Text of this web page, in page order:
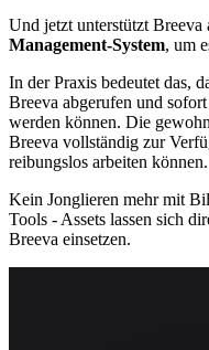
Und jetzt unterstützt Breeva
Management-System, um
In der Praxis bedeutet das,
Breeva abgerufen und
werden können. Die
Breeva vollständig zur
reibungslos arbeiten können.
Kein Jonglieren mehr mit
Tools - Assets lassen sich
Breeva einsetzen.